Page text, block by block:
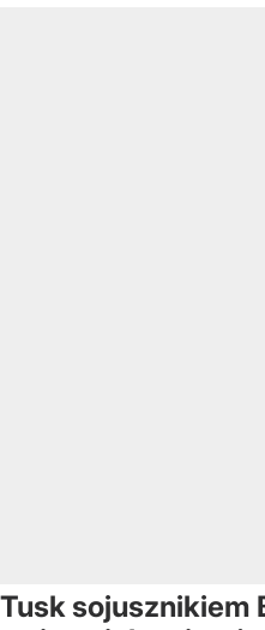
Tusk sojusznikiem